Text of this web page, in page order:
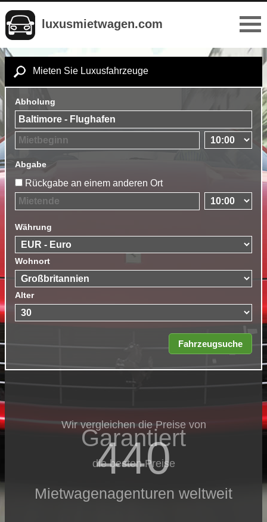
luxusmietwagen.com
Mieten Sie Luxusfahrzeuge
Abholung
Abgabe
Rückgabe an einem anderen Ort
Währung
Wohnort
Alter
Wir vergleichen die Preise von
440
Mietwagenagenturen weltweit
Garantiert
die besten Preise